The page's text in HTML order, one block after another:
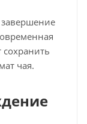
сохранить
чая.